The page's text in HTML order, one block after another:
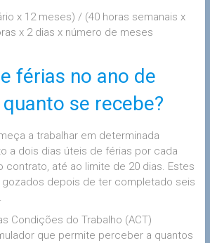
x 12 meses) / (40 horas semanais x
x 2 dias x número de meses
férias no ano de
se recebe?
a trabalhar em determinada
a dois dias úteis de férias por cada
contrato, até ao limite de 20 dias. Estes
depois de ter completado seis
Condições do Trabalho (ACT)
que permite perceber a quantos